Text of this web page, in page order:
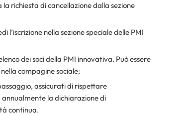
richiesta di cancellazione dalla sezione
l’iscrizione nella sezione speciale delle PMI
dei soci della PMI innovativa. Può essere
compagine sociale;
assicurati di rispettare
la dichiarazione di
continua.